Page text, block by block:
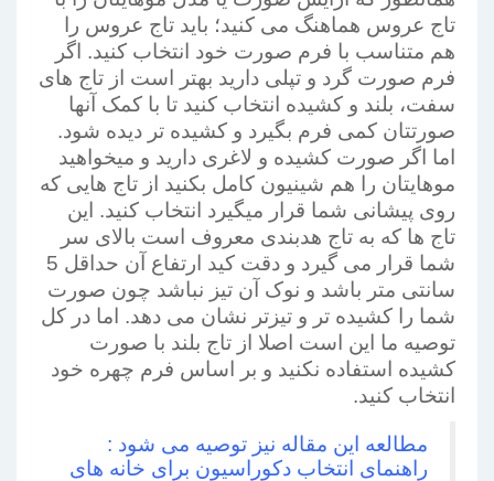
تاج عروس هماهنگ می کنید؛ باید تاج عروس را
هم متناسب با فرم صورت خود انتخاب کنید. اگر
فرم صورت گرد و تپلی دارید بهتر است از تاج های
سفت، بلند و کشیده انتخاب کنید تا با کمک آنها
صورتتان کمی فرم بگیرد و کشیده تر دیده شود.
اما اگر صورت کشیده و لاغری دارید و میخواهید
موهایتان را هم شینیون کامل بکنید از تاج هایی که
روی پیشانی شما قرار میگیرد انتخاب کنید. این
تاج ها که به تاج هدبندی معروف است بالای سر
شما قرار می گیرد و دقت کید ارتفاع آن حداقل 5
سانتی متر باشد و نوک آن تیز نباشد چون صورت
شما را کشیده تر و تیزتر نشان می دهد. اما در کل
توصیه ما این است اصلا از تاج بلند با صورت
کشیده استفاده نکنید و بر اساس فرم چهره خود
انتخاب کنید.
مطالعه این مقاله نیز توصیه می شود :
راهنمای انتخاب دکوراسیون برای خانه های